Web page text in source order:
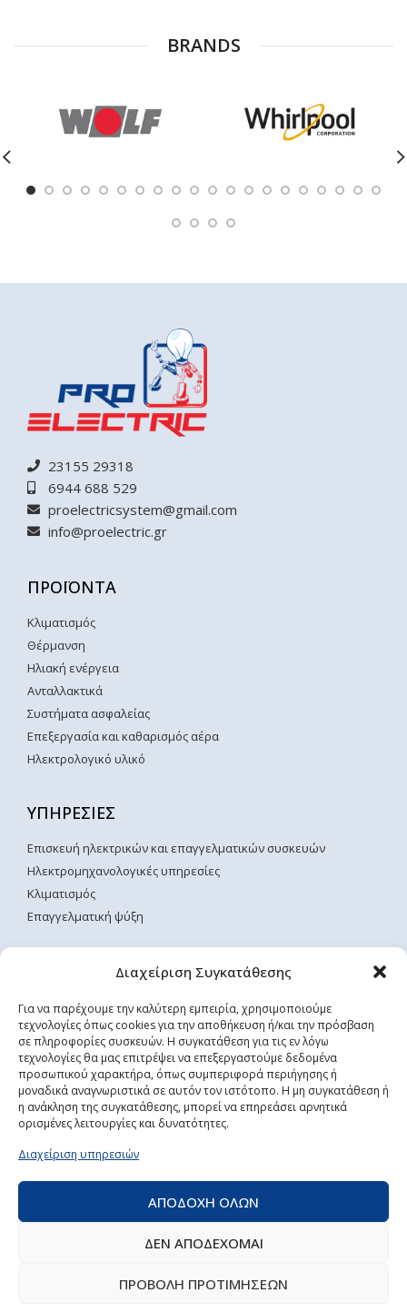
Διαχείριση Συγκατάθεσης
Για να παρέχουμε την καλύτερη εμπειρία, χρησιμοποιούμε
τεχνολογίες όπως cookies για την αποθήκευση ή/και την πρόσβαση
σε πληροφορίες συσκευών. Η συγκατάθεση για τις εν λόγω
τεχνολογίες θα μας επιτρέψει να επεξεργαστούμε δεδομένα
προσωπικού χαρακτήρα, όπως συμπεριφορά περιήγησης ή
μοναδικά αναγνωριστικά σε αυτόν τον ιστότοπο. Η μη συγκατάθεση ή
η ανάκληση της συγκατάθεσης, μπορεί να επηρεάσει αρνητικά
ορισμένες λειτουργίες και δυνατότητες.
Διαχείριση υπηρεσιών
ΑΠΟΔΟΧΗ ΟΛΩΝ
ΔΕΝ ΑΠΟΔΕΧΟΜΑΙ
ΠΡΟΒΟΛΗ ΠΡΟΤΙΜΗΣΕΩΝ
BRANDS
23155 29318
6944 688 529
proelectricsystem@gmail.com
info@proelectric.gr
ΠΡΟΪΟΝΤΑ
Κλιματισμός
Θέρμανση
Ηλιακή ενέργεια
Ανταλλακτικά
Συστήματα ασφαλείας
Επεξεργασία και καθαρισμός αέρα
Ηλεκτρολογικό υλικό
ΥΠΗΡΕΣΙΕΣ
Επισκευή ηλεκτρικών και επαγγελματικών συσκευών
Ηλεκτρομηχανολογικές υπηρεσίες
Κλιματισμός
Επαγγελματική ψύξη
ΧΡΗΣΙΜΕΣ ΣΕΛΙΔΕΣ
Αρχική
Επικοινωνία
Όροι Χρήσης
Τρόποι Αποστολής & Πληρωμής
Πολιτική Απορρήτου
ΡΥΘΜΙΣΕΙΣ COOKIES
by